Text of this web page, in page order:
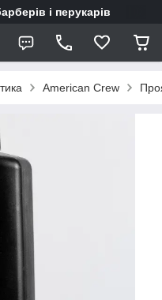
і перукарів
American Crew